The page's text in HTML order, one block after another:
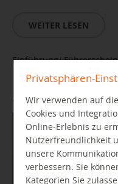
WEITER LESEN
Einführung/
27.08.2026 15:00 Uhr
Privatsphären-
Wir verwenden auf
Cookies und
Online-Erlebnis zu
Nutzerfreundlichkeit
unsere
verbessern. Sie
Kategorien Sie